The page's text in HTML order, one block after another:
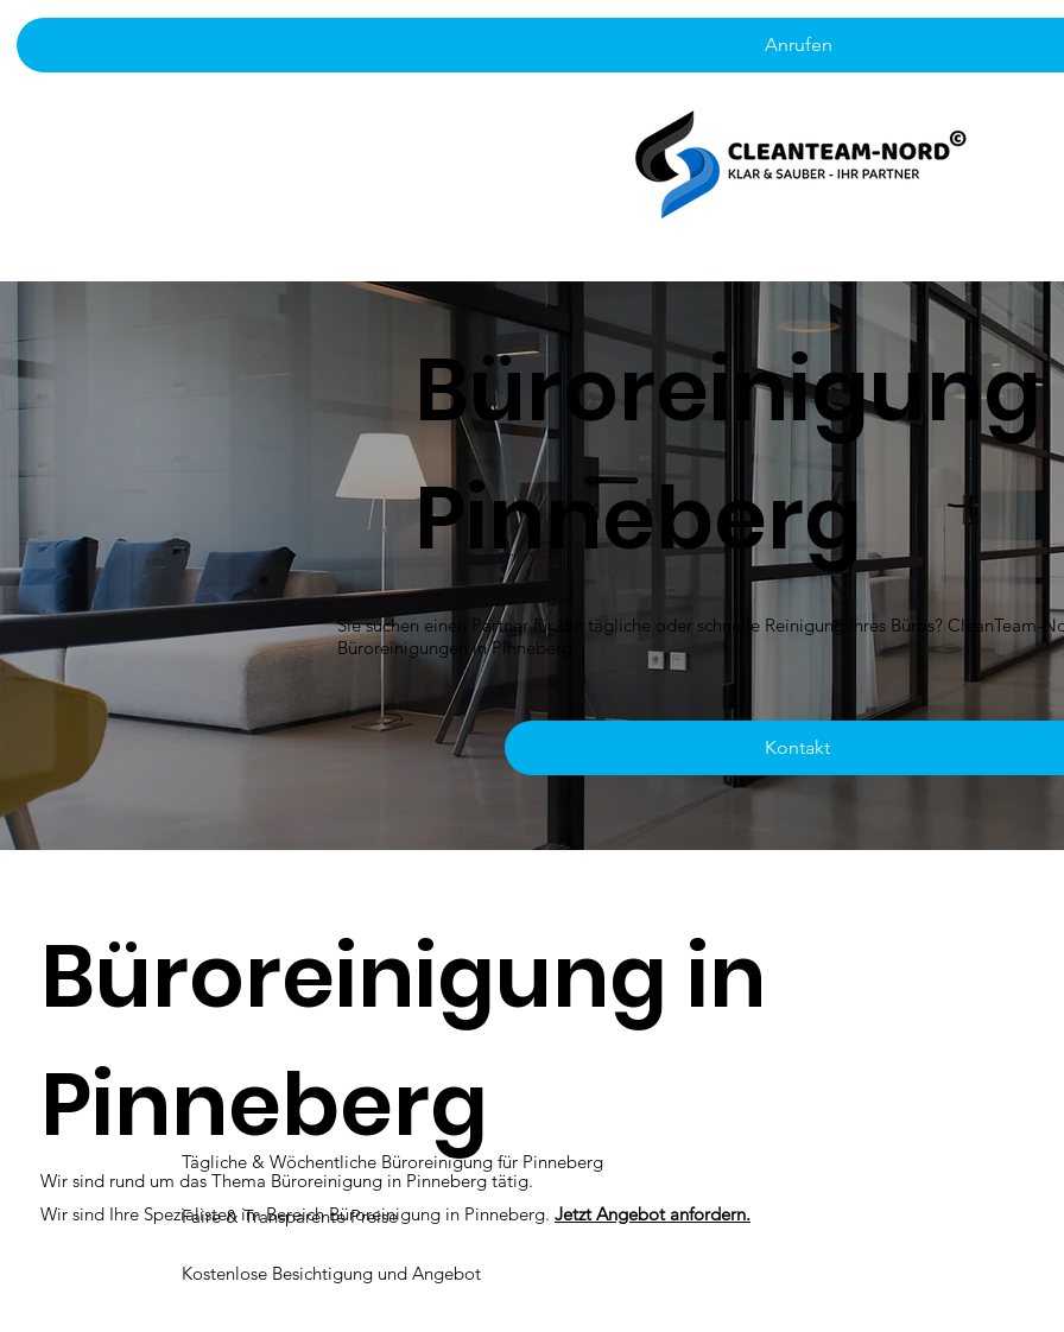
Anrufen
Büroreinigung
Pinneberg
Sie suchen einen Partner für die tägliche oder schnelle Reinigung Ihres Büros? CleanTeam-
Büroreinigungen in Pinneberg.
Kontakt
Büroreinigung in
Pinneberg
Wir sind rund um das Thema Büroreinigung in Pinneberg tätig.
Wir sind Ihre Spezialisten im Bereich Büroreinigung in Pinneberg. Jetzt Angebot anfordern.
Tägliche & Wöchentliche Büroreinigung für Pinneberg
Faire & Transparente Preise
Kostenlose Besichtigung und Angebot